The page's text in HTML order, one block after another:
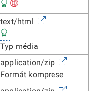
text/html
Typ média
application/zip
Formát komprese